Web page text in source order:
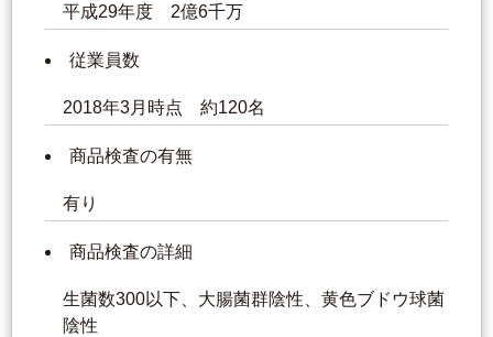
平成29年度 2億6千万
従業員数
2018年3月時点 約120名
商品検査の有無
有り
商品検査の詳細
生菌数300以下、大腸菌群陰性、黄色ブドウ球菌
陰性